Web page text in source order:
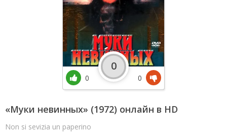
«Муки невинных» (1972) онлайн в HD
Non si sevizia un paperino
0
0
0